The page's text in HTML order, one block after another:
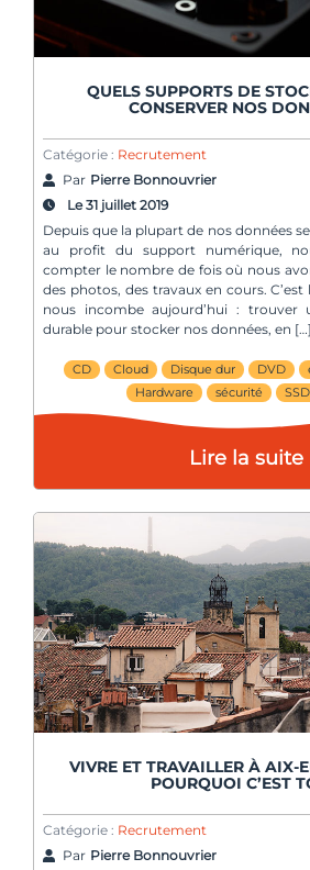
QUELS SUPPORTS DE
CONSERVER NOS
Catégorie : Recrutement
Par Pierre Bonnouvrier
Le 31 juillet 2019
Depuis que la plupart de nos données
au profit du support numérique,
compter le nombre de fois où nous
des photos, des travaux en cours.
nous incombe aujourd’hui : trouver
durable pour stocker nos données, en […]
CD Cloud Disque dur DVD
Hardware
sécurité SSD
Lire la suite
VIVRE ET TRAVAILLER À AIX-
POURQUOI C’EST
Catégorie : Recrutement
Par Pierre Bonnouvrier